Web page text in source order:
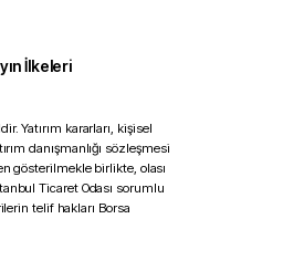
İlkeleri
Yatırım kararları, kişisel
danışmanlığı sözleşmesi
gösterilmekle birlikte, olası
Ticaret Odası sorumlu
telif hakları Borsa